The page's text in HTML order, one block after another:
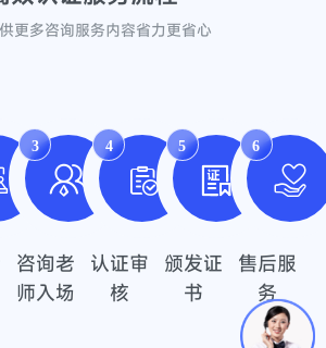
更多咨询服务内容省力更省心
3
咨询老
师入场
4
认证审
核
5
颁发证
书
6
售后服
务